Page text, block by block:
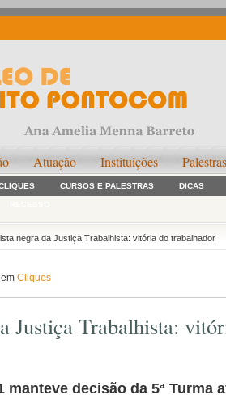
Atuação Instituições Palestras
CURSOS E PALESTRAS DICAS
negra da Justiça Trabalhista: vitória do trabalhador
Cliques
Justiça Trabalhista:
manteve decisão da 5ª Turma